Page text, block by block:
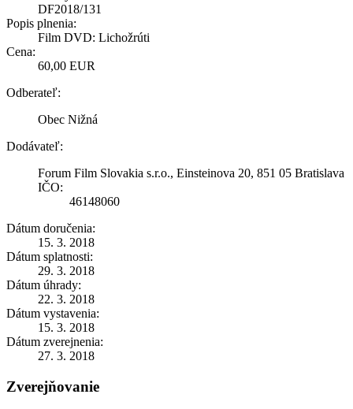
DF2018/131
Popis plnenia:
Film DVD: Lichožrúti
Cena:
60,00 EUR
Odberateľ:
Obec Nižná
Dodávateľ:
Forum Film Slovakia s.r.o., Einsteinova 20, 851 05 Bratislava
IČO:
46148060
Dátum doručenia:
15. 3. 2018
Dátum splatnosti:
29. 3. 2018
Dátum úhrady:
22. 3. 2018
Dátum vystavenia:
15. 3. 2018
Dátum zverejnenia:
27. 3. 2018
Zverejňovanie